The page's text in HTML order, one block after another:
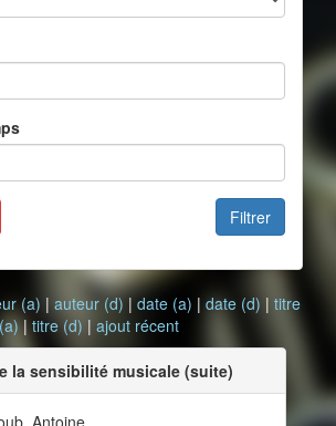
Filtrer
(a) | auteur (d) | date (a) | date (d) | titre
(a)| titre (d) | ajout récent
la sensibilité musicale (suite)
Antoine